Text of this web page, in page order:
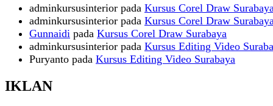
adminkursusinterior pada Kursus Corel Draw
adminkursusinterior pada Kursus Corel Draw
Gunnaidi pada Kursus Corel Draw Surabaya
adminkursusinterior pada Kursus Editing Video
Puryanto pada Kursus Editing Video Surabaya
IKLAN